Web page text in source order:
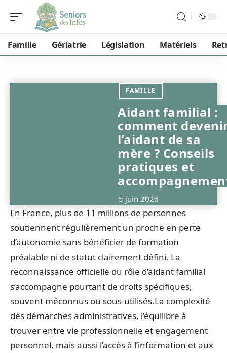
Famille Gériatrie Législation Matériels
FAMILLE
Aidant familial :
comment
l’aidant de sa
mère ? Conseils
pratiques et
5 juin 2026
En France, plus de 11 millions de personnes
soutiennent régulièrement un proche en perte
d’autonomie sans bénéficier de formation
préalable ni de statut clairement défini. La
reconnaissance officielle du rôle d’aidant familial
s’accompagne pourtant de droits spécifiques,
souvent méconnus ou sous-utilisés.La complexité
des démarches administratives, l’équilibre à
trouver entre vie professionnelle et engagement
personnel, mais aussi l’accès à l’information et aux